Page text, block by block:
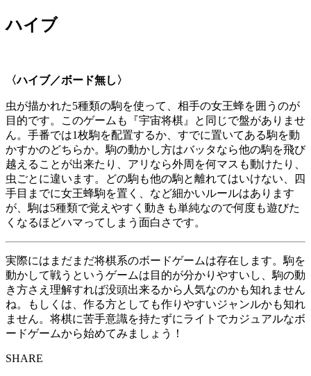
ハイブ
〈ハイブ／ボード無し〉
虫が描かれた5種類の駒を使って、相手の女王蜂を囲うのが
目的です。このゲームも『宇宙将棋』と同じで盤がありませ
ん。手番では1枚駒を配置するか、すでに置いてある駒を動
かすかのどちらか。駒の動かし方はバッタなら他の駒を飛び
越えることが出来たり、アリなら外周を何マスも動けたり、
虫ごとに違います。どの駒も他の駒と離れてはいけない、四
手目までに女王蜂駒を置く、など細かいルールはあります
が、駒は5種類で覚えやすく動きも単純なので何度も遊びた
くなるほどハマってしまう面白さです。
実際にはまだまだ将棋系のボードゲームは存在します。駒を
動かして戦うというゲームは目的が分かりやすいし、駒の動
き方さえ理解すれば没頭出来るから人気なのかも知れません
ね。もしくは、作る方としても作りやすいジャンルかも知れ
ません。将棋に苦手意識を持たずにライトでカジュアルなボ
ードゲームから始めてみましょう！
SHARE